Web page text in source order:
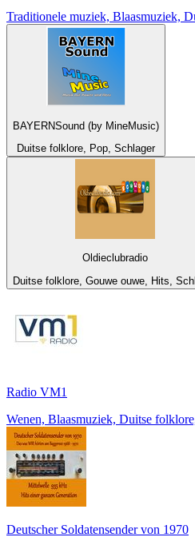
Traditionele muziek, Blaasmuziek,
BAYERNSound (by MineMusic)
Duitse folklore, Pop, Schlager
Oldieclubradio
Duitse folklore, Gouwe ouwe, Hits,
Radio VM1
Wenen, Blaasmuziek, Duitse
Deutscher Soldatensender von 1970